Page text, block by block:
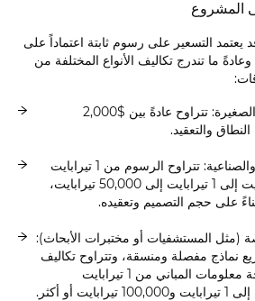
يعتمد التسعير على رسوم ثابتة اعتماداً على
ما تندرج تكاليف الأنواع المختلفة من
المشاريع السكنية الصغيرة: تتراوح عادةً بين $2,000
المشاريع التجارية والصناعية: تتراوح الرسوم من 1 تيرابايت
إلى 10,000 تيرابايت إلى 1 تيرابايت إلى 50,000 تيرابايت،
على حجم التصميم وتعقيده.
(مثل المستشفيات أو مختبرات الأبحاث):
نماذج مفصلة ومنسقة، وتتراوح تكاليف
صياغة نموذج نمذجة معلومات المباني من 1 تيرابايت